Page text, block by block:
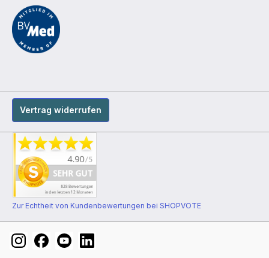
Vertrag widerrufen
Zur Echtheit von Kundenbewertungen bei SHOPVOTE